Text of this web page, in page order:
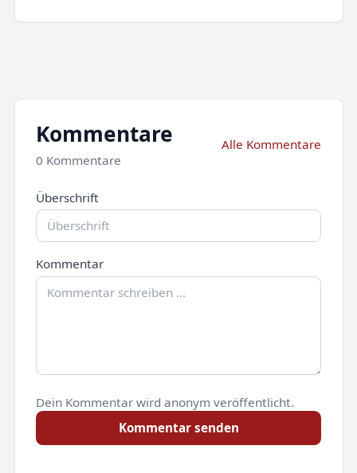
Kommentare
0 Kommentare
Alle Kommentare
Überschrift
Kommentar
Dein Kommentar wird anonym veröffentlicht.
Kommentar senden